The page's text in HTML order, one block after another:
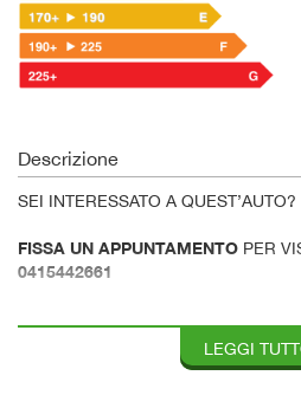
Descrizione
SEI INTERESSATO A QUEST’AUTO?
FISSA UN APPUNTAMENTO PER
0415442661
L’ATTENZIONE
LEGGI